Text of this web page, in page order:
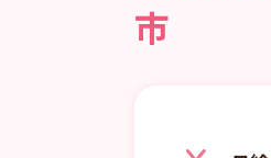
市